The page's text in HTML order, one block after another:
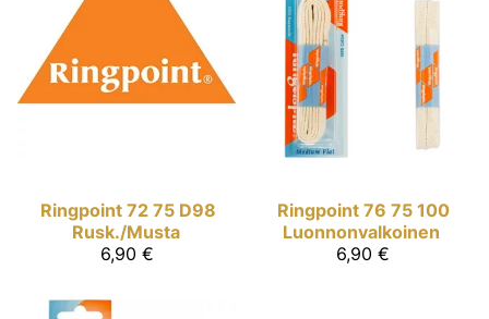
Ringpoint 72 75 D98
Rusk./Musta
6,90 €
Ringpoint 76 75 100
Luonnonvalkoinen
6,90 €